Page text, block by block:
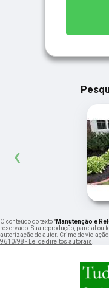
‹
O conteúdo do texto "Manutenção e
reservado. Sua reprodução, parcial ou
autorização do autor. Crime de
9610/98 - Lei de direitos autorais.